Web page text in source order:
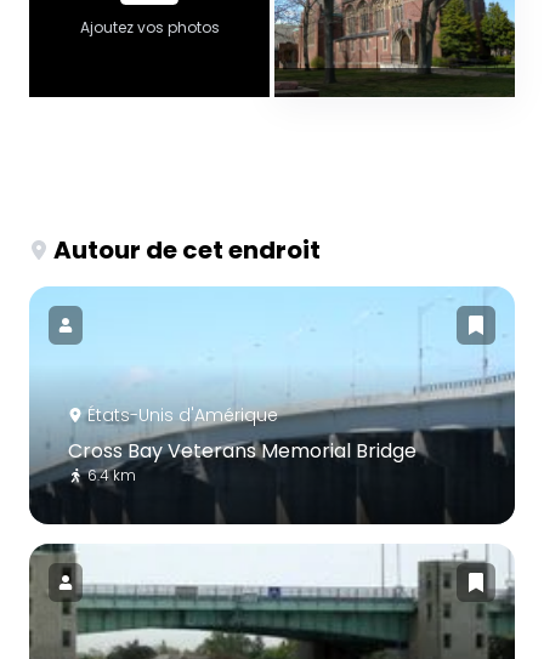
Ajoutez vos photos
Autour de cet endroit
États-Unis d'Amérique
Cross Bay Veterans Memorial Bridge
6.4 km